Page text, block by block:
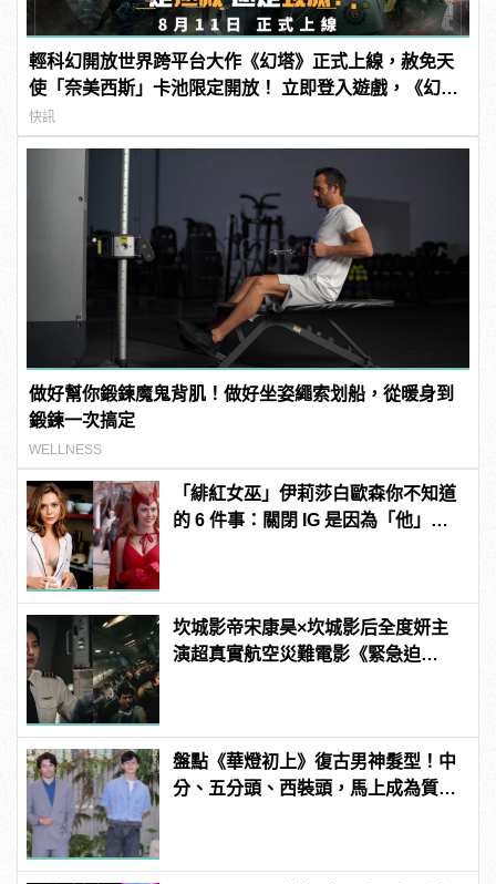
輕科幻開放世界跨平台大作《幻塔》正式上線，赦免天
使「奈美西斯」卡池限定開放！ 立即登入遊戲，《幻
塔》幫你出電費！
快訊
做好幫你鍛鍊魔鬼背肌！做好坐姿繩索划船，從暖身到
鍛鍊一次搞定
WELLNESS
「緋紅女巫」伊莉莎白歐森你不知道
的 6 件事：關閉 IG 是因為「他」？
坎城影帝宋康昊×坎城影后全度妍主
演超真實航空災難電影《緊急迫
盤點《華燈初上》復古男神髮型！中
分、五分頭、西裝頭，馬上成為質感